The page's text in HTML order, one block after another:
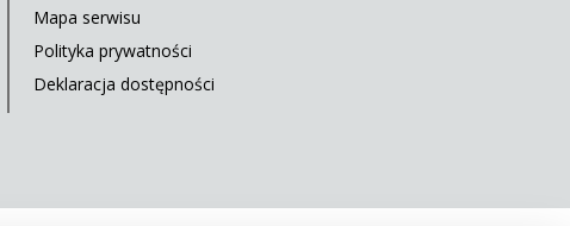
Mapa serwisu
Polityka prywatności
Deklaracja dostępności